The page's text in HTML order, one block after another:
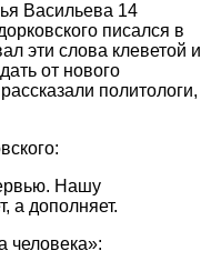
Васильева 14
писался в
эти слова клеветой и
от нового
политологи,
Нашу
а дополняет.
человека»: